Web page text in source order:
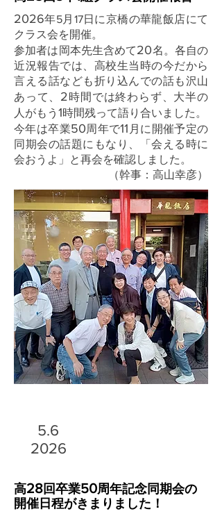
2026年5月17日に京橋の華龍飯店にて
クラス会を開催。
参加者は岡本先生含めて20名。各自の
近況報告では、高校生当時の今だから
言える話なども折り込んでの話も沢山
あって、 2時間では終わらず、大半の
人がもう 1時間残って語り合いました。
今年は卒業50周年で11 月に開催予定の
同期会の話題にもなり、「会える時に
会おうよ」と再会を確認しました。
（幹事：高山幸彦）
5.6
2026
高28回卒業50周年記念同期会の
開催日程がきまりました！